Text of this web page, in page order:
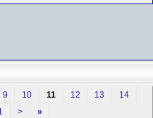
9 10 11 12 13
14
> »